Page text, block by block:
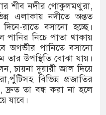
শীব নদীর গোকুলমথুরা,
এলাকায় নদীতে অন্তত
রাতে বসানো হচ্ছে।
পানির নিচে পাতা থাকায়
অগভীর পানিতে বসানো
তার উপস্থিতি বোঝা যায়।
চায়না দুয়ারী জাল দিয়ে
বিভিন্ন প্রজাতির
দ্রুত তা বন্ধ করা না হলে
যাবে।